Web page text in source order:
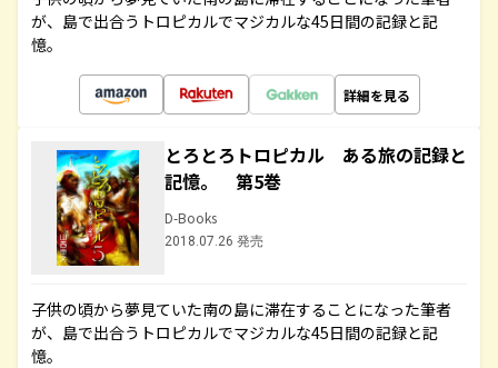
が、島で出合うトロピカルでマジカルな45日間の記録と記
憶。
詳細を見る
とろとろトロピカル ある旅の記録と
記憶。 第5巻
D-Books
2018.07.26 発売
子供の頃から夢見ていた南の島に滞在することになった筆者
が、島で出合うトロピカルでマジカルな45日間の記録と記
憶。